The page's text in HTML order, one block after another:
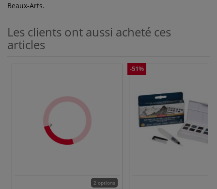
Beaux-Arts.
Les clients ont aussi acheté ces
articles
2 options
-51%